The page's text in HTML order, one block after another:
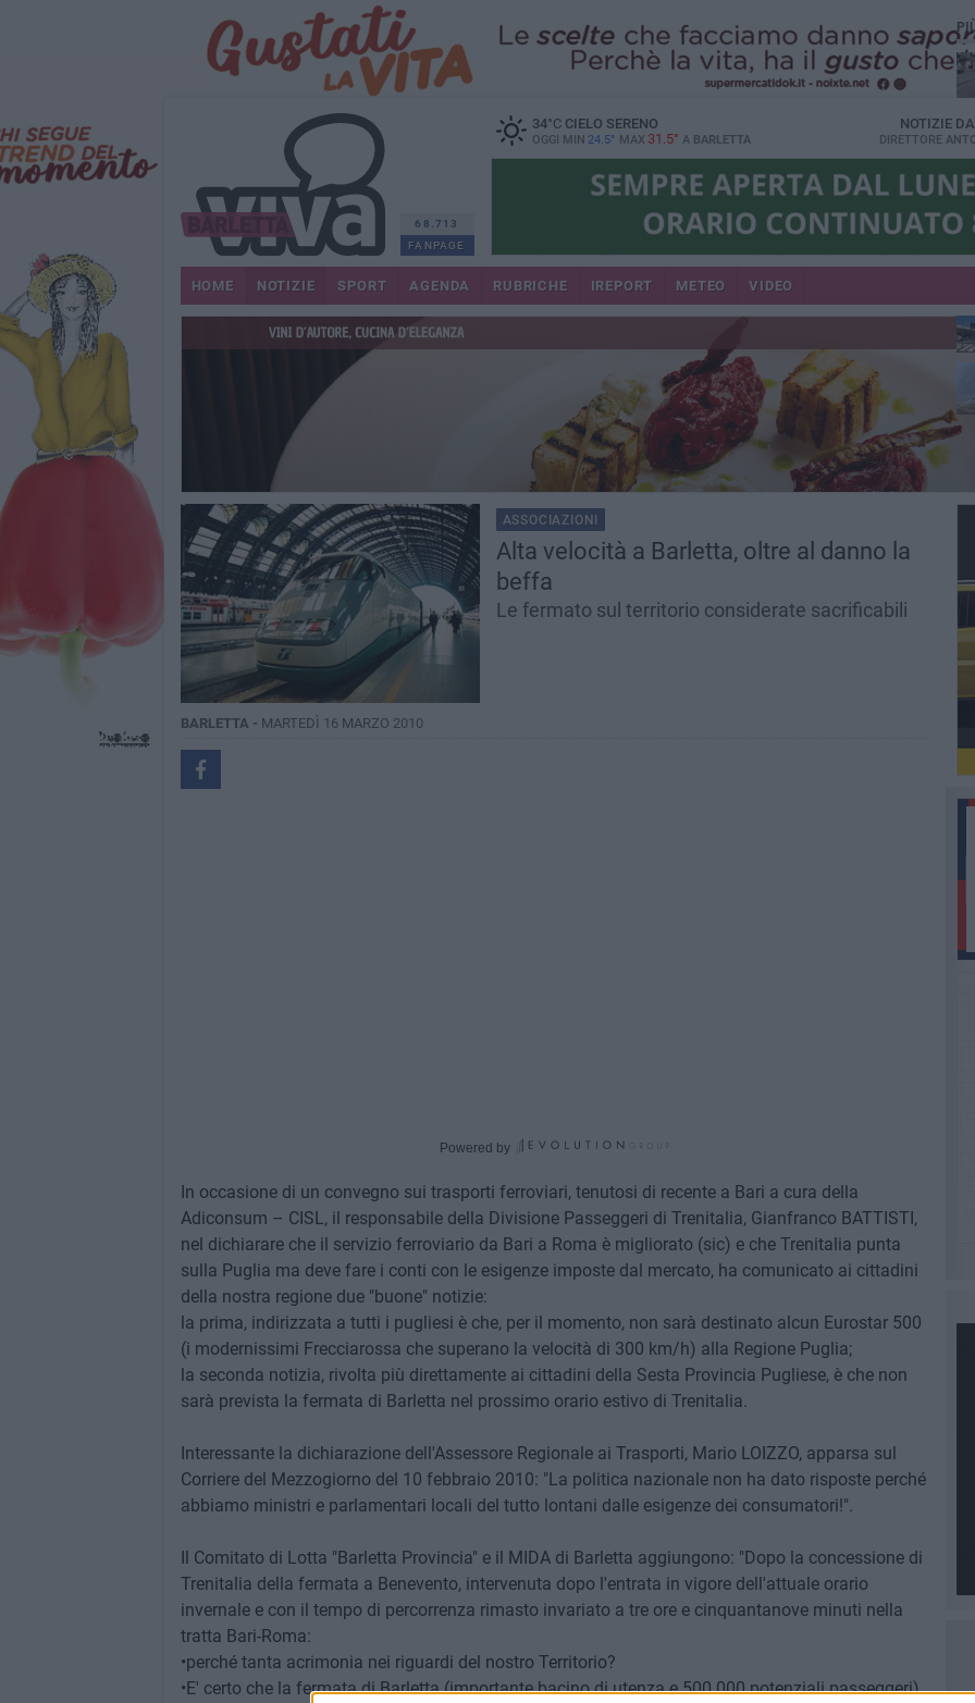
68.713
FANPAGE
34°CCIELO SERENO
OGGI MIN 24.5° MAX 31.5° A BARLETTA
NOTIZIE
DIRETTORE
HOME NOTIZIE SPORT AGENDA RUBRICHE IREPORT METEO VIDEO
ASSOCIAZIONI
Alta velocità a Barletta, oltre al danno la
beffa
Le fermato sul territorio considerate sacrificabili
BARLETTA - MARTEDÌ 16 MARZO 2010
Powered by
In occasione di un convegno sui trasporti ferroviari, tenutosi di recente a Bari a cura della
Adiconsum – CISL, il responsabile della Divisione Passeggeri di Trenitalia, Gianfranco BATTISTI,
nel dichiarare che il servizio ferroviario da Bari a Roma è migliorato (sic) e che Trenitalia punta
sulla Puglia ma deve fare i conti con le esigenze imposte dal mercato, ha comunicato ai cittadini
della nostra regione due "buone" notizie:
la prima, indirizzata a tutti i pugliesi è che, per il momento, non sarà destinato alcun Eurostar 500
(i modernissimi Frecciarossa che superano la velocità di 300 km/h) alla Regione Puglia;
la seconda notizia, rivolta più direttamente ai cittadini della Sesta Provincia Pugliese, è che non
sarà prevista la fermata di Barletta nel prossimo orario estivo di Trenitalia.
Interessante la dichiarazione dell'Assessore Regionale ai Trasporti, Mario LOIZZO, apparsa sul
Corriere del Mezzogiorno del 10 febbraio 2010: "La politica nazionale non ha dato risposte perché
abbiamo ministri e parlamentari locali del tutto lontani dalle esigenze dei consumatori!".
Il Comitato di Lotta "Barletta Provincia" e il MIDA di Barletta aggiungono: "Dopo la concessione di
Trenitalia della fermata a Benevento, intervenuta dopo l'entrata in vigore dell'attuale orario
invernale e con il tempo di percorrenza rimasto invariato a tre ore e cinquantanove minuti nella
tratta Bari-Roma:
•perché tanta acrimonia nei riguardi del nostro Territorio?
•E' certo che la fermata di Barletta (importante bacino di utenza e 500.000 potenziali passeggeri)